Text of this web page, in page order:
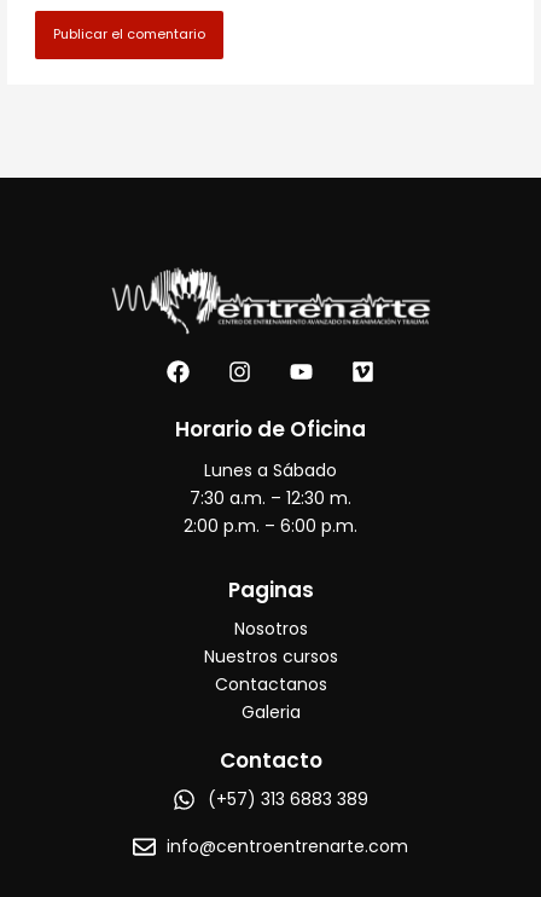
F
a
e
o
k
I
n
t
g
r
a
Y
o
t
b
e
V
i
e
Horario de Oficina
Lunes a Sábado
7:30 a.m. – 12:30 m.
2:00 p.m. – 6:00 p.m.
Paginas
Nosotros
Nuestros cursos
Contactanos
Galeria
Contacto
(+57) 313 6883 389
info@centroentrenarte.com